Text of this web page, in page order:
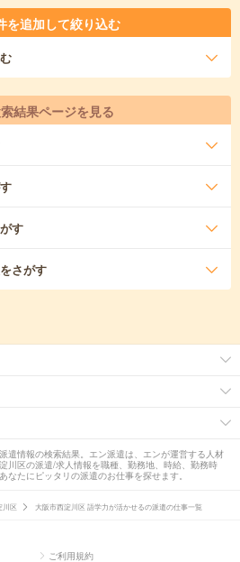
を追加して絞り込む
結果ページを見る
す
さがす
遣情報の検索結果。エン派遣は、エンが運営する人材
川区の派遣/求人情報を職種、勤務地、時給、勤務時
たにピッタリの派遣のお仕事を探せます。
川区 大阪市西淀川区 語学力が活かせるの派遣の仕事一覧
ご利用規約